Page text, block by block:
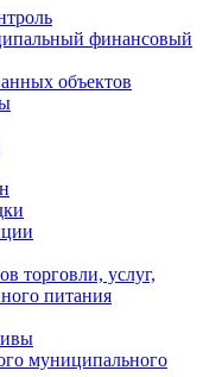
финансовый
объектов
торговли, услуг,
питания
муниципального